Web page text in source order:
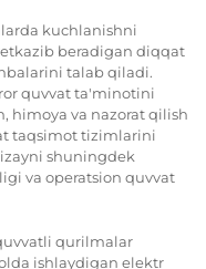
kuchlanishni
beradigan diqqat
talab qiladi.
quvvat ta'minotini
himoya va nazorat qilish
taqsimot tizimlarini
shuningdek
va operatsion quvvat
qurilmalar
ishlaydigan elektr